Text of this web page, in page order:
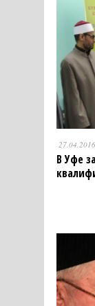
27.04.2016
В Уфе